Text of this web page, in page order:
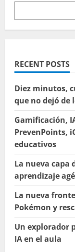
RECENT POSTS
Diez minutos,
que no dejó de
Gamificación,
PrevenPoints,
educativos
La nueva capa
aprendizaje
La nueva
Pokémon y
Un explorador
IA en el aula